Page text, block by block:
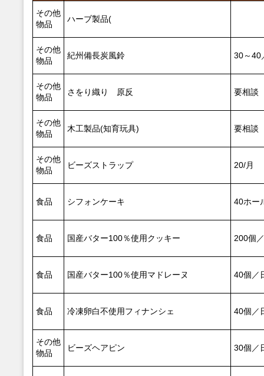
その他
物品
ハーブ製品(
その他
物品
紀州備長炭風鈴 30～40
その他
物品
さをり織り 原反 要相談
その他
物品
木工製品(知育玩具) 要相談
その他
物品
ビーズストラップ 20/月
食品 シフォンケーキ 40ホー
食品 国産バター100％使用クッキー 200個
食品 国産バター100％使用マドレーヌ 40個／
食品 冷凍卵白不使用フィナンシェ 40個／
その他
物品
ビーズヘアピン 30個／